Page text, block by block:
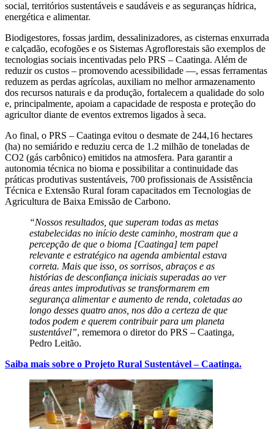
social, territórios sustentáveis e saudáveis e as seguranças hídrica,
energética e alimentar.
Biodigestores, fossas jardim, dessalinizadores, as cisternas enxurrada
e calçadão, ecofogões e os Sistemas Agroflorestais são exemplos de
tecnologias sociais incentivadas pelo PRS – Caatinga. Além de
reduzir os custos – promovendo acessibilidade —, essas ferramentas
reduzem as perdas agrícolas, auxiliam no melhor armazenamento
dos recursos naturais e da produção, fortalecem a qualidade do solo
e, principalmente, apoiam a capacidade de resposta e proteção do
agricultor diante de eventos extremos ligados à seca.
Ao final, o PRS – Caatinga evitou o desmate de 244,16 hectares
(ha) no semiárido e reduziu cerca de 1.2 milhão de toneladas de
CO2 (gás carbônico) emitidos na atmosfera. Para garantir a
autonomia técnica no bioma e possibilitar a continuidade das
práticas produtivas sustentáveis, 700 profissionais de Assistência
Técnica e Extensão Rural foram capacitados em Tecnologias de
Agricultura de Baixa Emissão de Carbono.
“Nossos resultados, que superam todas as metas
estabelecidas no início deste caminho, mostram que a
percepção de que o bioma [Caatinga] tem papel
relevante e estratégico na agenda ambiental estava
correta. Mais que isso, os sorrisos, abraços e as
histórias de desconfiança iniciais superadas ao ver
áreas antes improdutivas se transformarem em
segurança alimentar e aumento de renda, coletadas ao
longo desses quatro anos, nos dão a certeza de que
todos podem e querem contribuir para um planeta
sustentável”, rememora o diretor do PRS – Caatinga,
Pedro Leitão.
Saiba mais sobre o Projeto Rural Sustentável – Caatinga.